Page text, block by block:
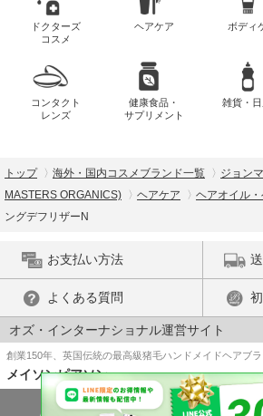
ドクターズ
コスメ
ヘアケア ボディ
コンタクト
レンズ
健康食品・
サプリメント
雑貨・
トップ 海外・国内コスメブランド一覧
ジョン
MASTERS ORGANICS)
ヘアケア ヘアオイル
ングデフリザーN
お支払い方法
よくある質問
オズ・インターナショナル運営サイト
創業150年、英国伝統の最高級猪毛ハンドメイドヘアブラ
メイソンピアソン